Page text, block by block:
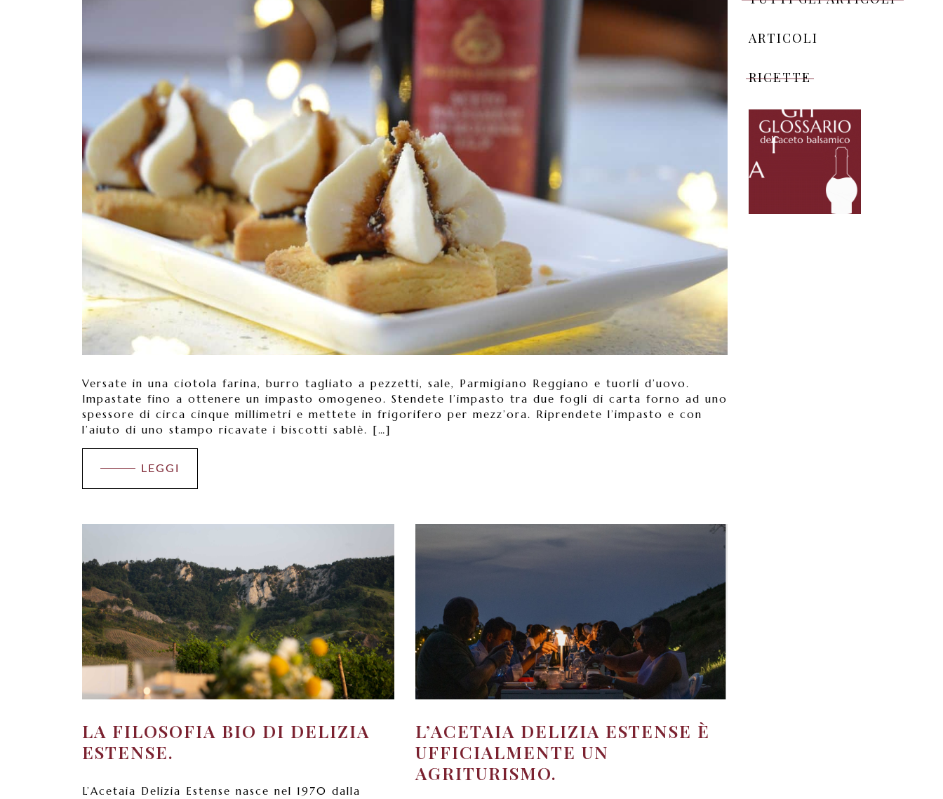
Versate in una ciotola farina, burro tagliato a pezzetti, sale, Parmigiano Reggiano e tuorli d’uovo.
Impastate fino a ottenere un impasto omogeneo. Stendete l’impasto tra due fogli di carta forno ad uno
spessore di circa cinque millimetri e mettete in frigorifero per mezz’ora. Riprendete l’impasto e con
l’aiuto di uno stampo ricavate i biscotti sablè. […]
LEGGI
LA FILOSOFIA BIO DI DELIZIA
ESTENSE.
L’Acetaia Delizia Estense nasce nel 1970 dalla
L’ACETAIA DELIZIA ESTENSE È
UFFICIALMENTE UN
AGRITURISMO.
ARTICOLI
RICETTE